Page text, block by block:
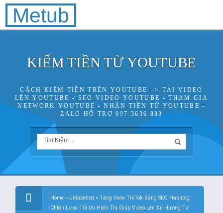
Metub
KIẾM TIỀN TỪ YOUTUBE
CÁCH KIẾM TIỀN TRÊN YOUTUBE => TẢI VIDEO
LÊN YOUTUBE - SEO VIDEO YOUTUBE - THAM GIA
NETWORK YOUTUBE - NHẬN TIỀN TỪ YOUTUBE -
ZALO HỖ TRỢ 097.3636.888
Home » Unlabelled »Tăng View TikTok Bằng SEO Hashtag:
Chiến Lược Tối Ưu Hiển Thị Giúp Video Lên Xu Hướng Tự